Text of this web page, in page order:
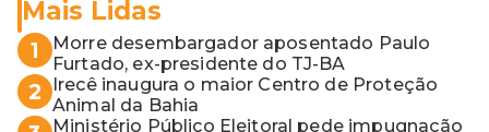
Mais Lidas
1
Morre desembargador aposentado Paulo
Furtado, ex-presidente do TJ-BA
2
Irecê inaugura o maior Centro de Proteção
Animal da Bahia
Ministério Público Eleitoral pede impugnação